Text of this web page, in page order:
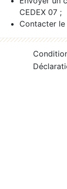
CEDEX 07 ;
Contacter